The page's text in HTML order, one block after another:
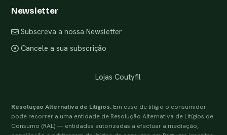
Newsletter
Subscreva a nossa Newsletter
Cancele a sua subscrição
Lojas Coutyfil
Resolução Alternativa de Litígios. Em caso de litígio o consumidor
pode recorrer a uma entidade de Resolução Alternativa de Litígios de
Consumo (RAL) — entidades autorizadas a efectuar a mediação,